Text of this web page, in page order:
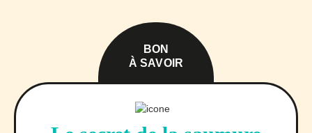
BON
À SAVOIR